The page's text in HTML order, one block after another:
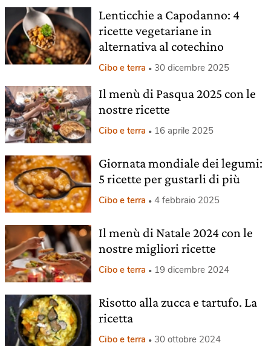
Lenticchie a Capodanno: 4
ricette vegetariane in
alternativa al cotechino
Cibo e terra 30 dicembre 2025
Il menù di Pasqua 2025 con le
nostre ricette
Cibo e terra 16 aprile 2025
Giornata mondiale dei legumi:
5 ricette per gustarli di più
Cibo e terra 4 febbraio 2025
Il menù di Natale 2024 con le
nostre migliori ricette
Cibo e terra 19 dicembre 2024
Risotto alla zucca e tartufo. La
ricetta
Cibo e terra 30 ottobre 2024